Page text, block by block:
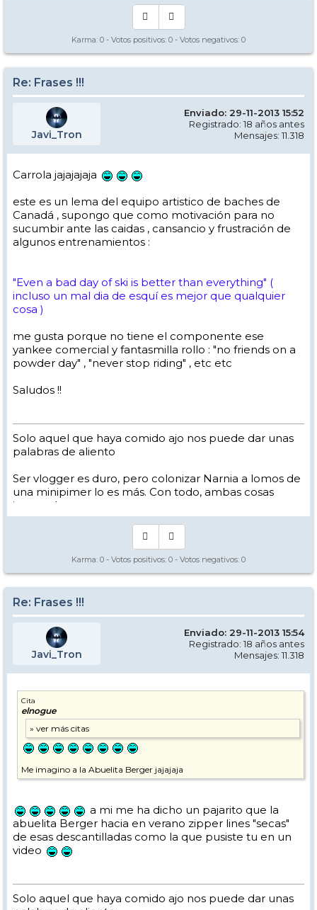
Karma: 0 - Votos positivos: 0 - Votos negativos: 0
Re: Frases !!!
Javi_Tron
Enviado: 29-11-2013 15:52
Registrado: 18 años antes
Mensajes: 11.318
Carrola jajajajaja
este es un lema del equipo artistico de baches de
Canadá , supongo que como motivación para no
sucumbir ante las caidas , cansancio y frustración de
algunos entrenamientos :
"Even a bad day of ski is better than everything" (
incluso un mal dia de esquí es mejor que qualquier
cosa )
me gusta porque no tiene el componente ese
yankee comercial y fantasmilla rollo : "no friends on a
powder day" , "never stop riding" , etc etc
Saludos !!
Solo aquel que haya comido ajo nos puede dar unas
palabras de aliento
Ser vlogger es duro, pero colonizar Narnia a lomos de
una minipimer lo es más. Con todo, ambas cosas
intento hacer.
Yo hago esquí extremo : voy de extremo a extremo
Los caminos del esquí son inescrotables ...
Karma: 0 - Votos positivos: 0 - Votos negativos: 0
Re: Frases !!!
Javi_Tron
Enviado: 29-11-2013 15:54
Registrado: 18 años antes
Mensajes: 11.318
Cita
elnogue
Me imagino a la Abuelita Berger jajajaja
a mi me ha dicho un pajarito que la
abuelita Berger hacia en verano zipper lines "secas"
de esas descantilladas como la que pusiste tu en un
video
Solo aquel que haya comido ajo nos puede dar unas